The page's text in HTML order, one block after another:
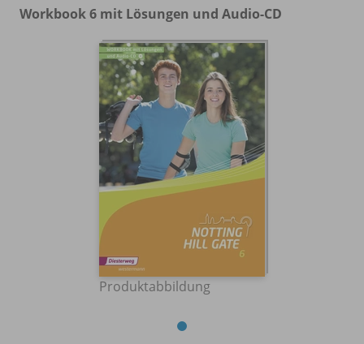
Workbook 6 mit Lösungen und Audio-CD
Produktabbildung